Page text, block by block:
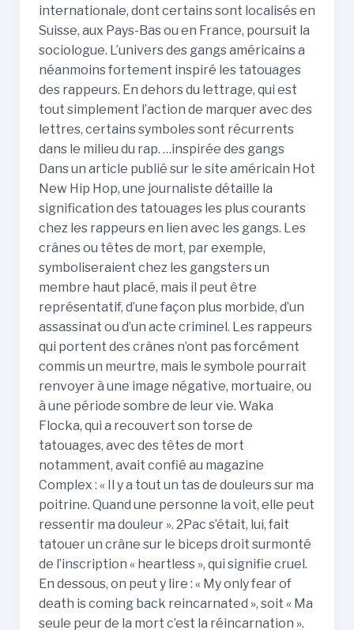
internationale, dont certains sont localisés en
Suisse, aux Pays-Bas ou en France, poursuit la
sociologue. L’univers des gangs américains a
néanmoins fortement inspiré les tatouages
des rappeurs. En dehors du lettrage, qui est
tout simplement l’action de marquer avec des
lettres, certains symboles sont récurrents
dans le milieu du rap. …inspirée des gangs
Dans un article publié sur le site américain Hot
New Hip Hop, une journaliste détaille la
signification des tatouages les plus courants
chez les rappeurs en lien avec les gangs. Les
crânes ou têtes de mort, par exemple,
symboliseraient chez les gangsters un
membre haut placé, mais il peut être
représentatif, d’une façon plus morbide, d’un
assassinat ou d’un acte criminel. Les rappeurs
qui portent des crânes n’ont pas forcément
commis un meurtre, mais le symbole pourrait
renvoyer à une image négative, mortuaire, ou
à une période sombre de leur vie. Waka
Flocka, qui a recouvert son torse de
tatouages, avec des têtes de mort
notamment, avait confié au magazine
Complex : « Il y a tout un tas de douleurs sur ma
poitrine. Quand une personne la voit, elle peut
ressentir ma douleur ». 2Pac s’était, lui, fait
tatouer un crâne sur le biceps droit surmonté
de l’inscription « heartless », qui signifie cruel.
En dessous, on peut y lire : « My only fear of
death is coming back reincarnated », soit « Ma
seule peur de la mort c’est la réincarnation ».